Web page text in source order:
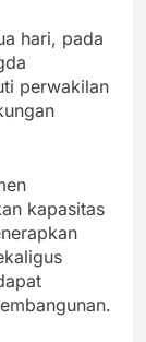
hari, pada
perwakilan
kapasitas